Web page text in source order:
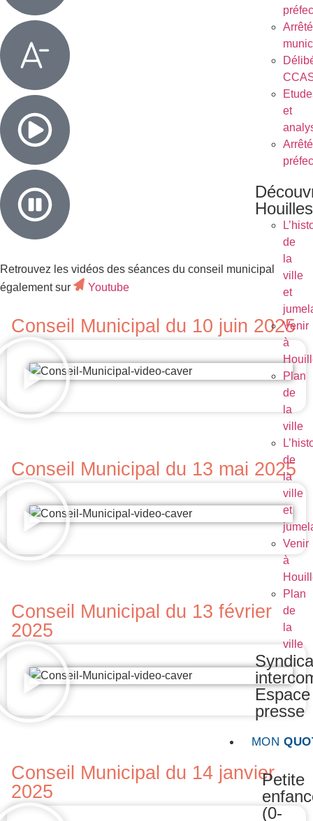
et
Houilles
de
la
ville
et
Venir
à
Plan
de
la
ville
de
la
ville
et
Venir
à
Plan
de
la
ville
Espace
presse
MON
Petite
(0-
Retrouvez les vidéos des séances du conseil municipal
également sur
Youtube
Conseil Municipal du 10 juin 2025
Conseil Municipal du 13 mai 2025
Conseil Municipal du 13 février
2025
Conseil Municipal du 14 janvier
2025